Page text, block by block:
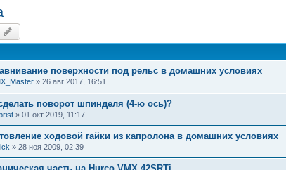
поверхности под рельс в домашних условиях
» 26 авг 2017, 16:51
поворот шпинделя (4-ю ось)?
» 01 окт 2019, 11:17
ходовой гайки из капролона в домашних условиях
» 28 ноя 2009, 02:39